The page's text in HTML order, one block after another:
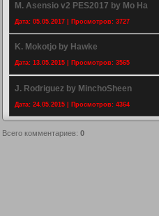
M. Asensio v2 PES2017 by Mo Ha
Дата: 05.05.2017 | Просмотров: 3727
K. Mokotjo by Hawke
Дата: 13.05.2015 | Просмотров: 3565
J. Rodriguez by MinchoSheen
Дата: 24.05.2015 | Просмотров: 4364
Всего комментариев: 0